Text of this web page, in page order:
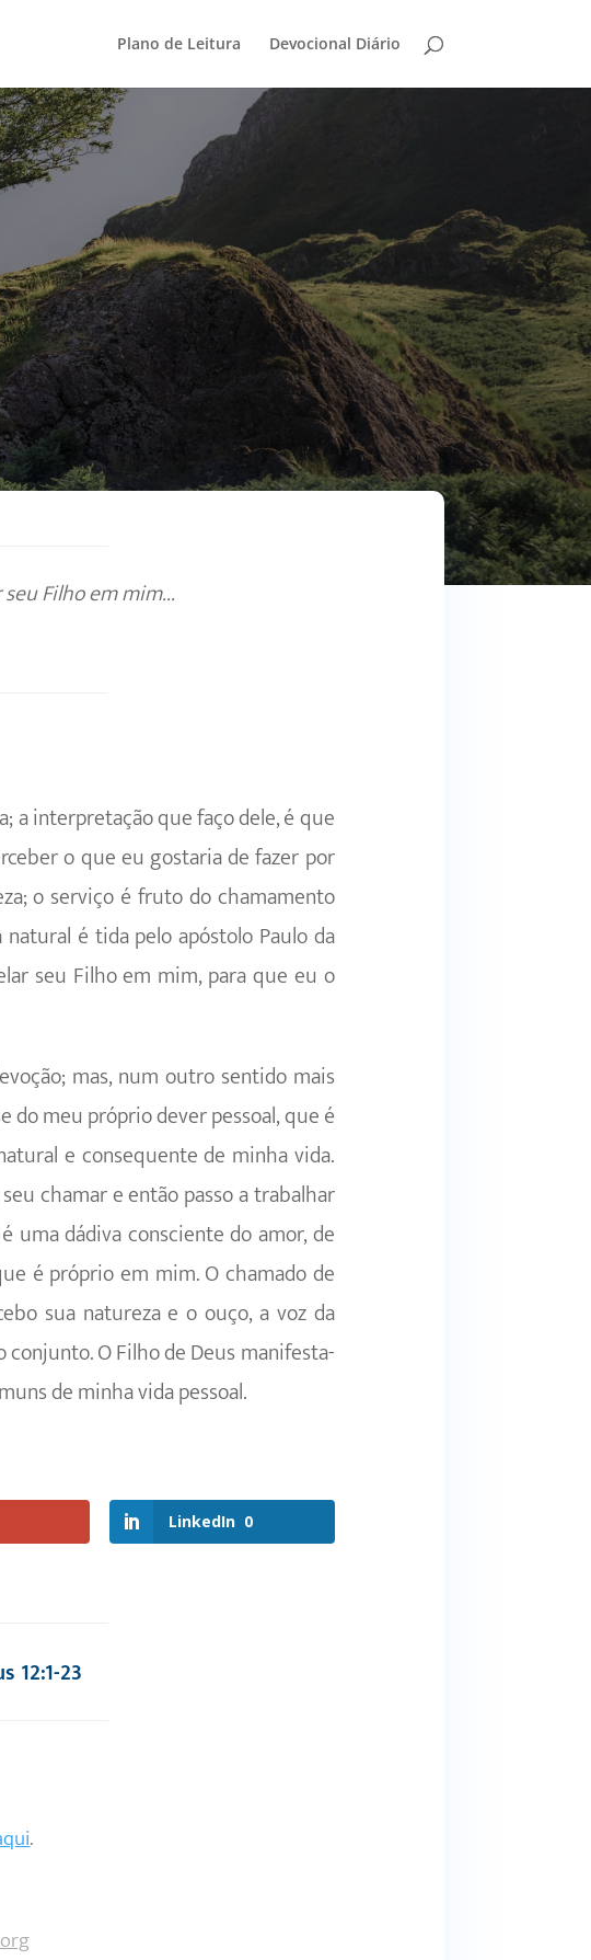
Plano de Leitura Devocional Diário
Filho em mim...
a interpretação que faço dele, é que
o que eu gostaria de fazer por
o serviço é fruto do chamamento
é tida pelo apóstolo Paulo da
seu Filho em mim, para que eu o
mas, num outro sentido mais
do meu próprio dever pessoal, que é
e consequente de minha vida.
chamar e então passo a trabalhar
uma dádiva consciente do amor, de
é próprio em mim. O chamado de
sua natureza e o ouço, a voz da
O Filho de Deus manifesta-
de minha vida pessoal.
LinkedIn 0
12:1-23
.